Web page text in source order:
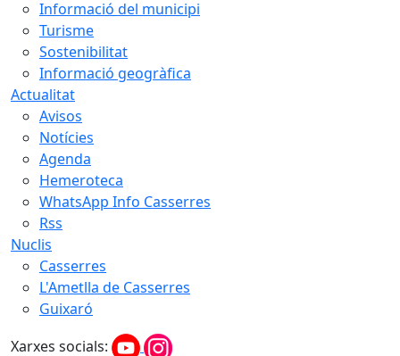
Informació del municipi
Turisme
Sostenibilitat
Informació geogràfica
Actualitat
Avisos
Notícies
Agenda
Hemeroteca
WhatsApp Info Casserres
Rss
Nuclis
Casserres
L'Ametlla de Casserres
Guixaró
Xarxes socials: